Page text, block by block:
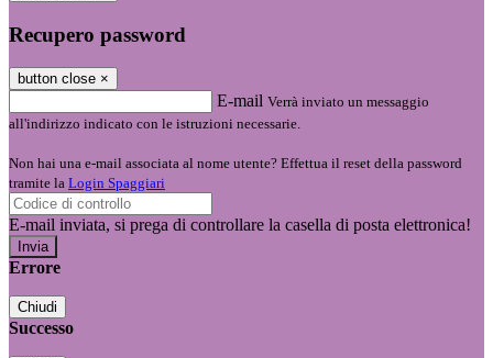
Recupero password
button close ×
E-mail Verrà inviato un messaggio
all'indirizzo indicato con le istruzioni necessarie.
Non hai una e-mail associata al nome utente? Effettua il reset della password
tramite la Login Spaggiari
E-mail inviata, si prega di controllare la casella di posta elettronica!
Errore
Chiudi
Successo